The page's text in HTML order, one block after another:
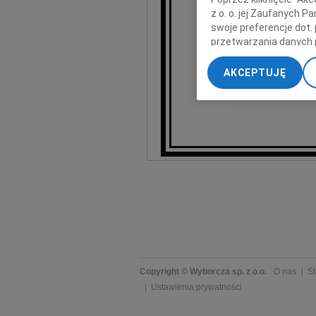
Copyright © Wyborcza sp. z o.o. O nas
Ustawienia prywatności
z o. o. jej Zaufanych
swoje preferencje dot.
przetwarzania danych
„Ustawienia
My, nasi Zaufani
dokładnych danych
Przechowywanie
treści, badnie
AKCEPTUJĘ